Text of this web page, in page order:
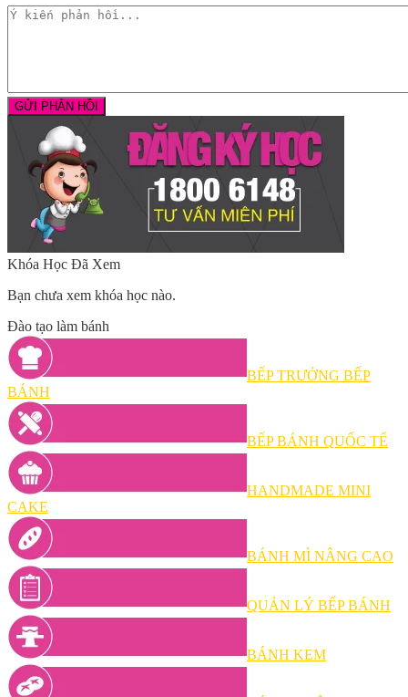
Khóa Học Đã Xem
Bạn chưa xem khóa học nào.
Đào tạo làm bánh
BẾP TRƯỞNG BẾP
BÁNH
BẾP BÁNH QUỐC TẾ
HANDMADE MINI
CAKE
BÁNH MÌ NÂNG CAO
QUẢN LÝ BẾP BÁNH
BÁNH KEM